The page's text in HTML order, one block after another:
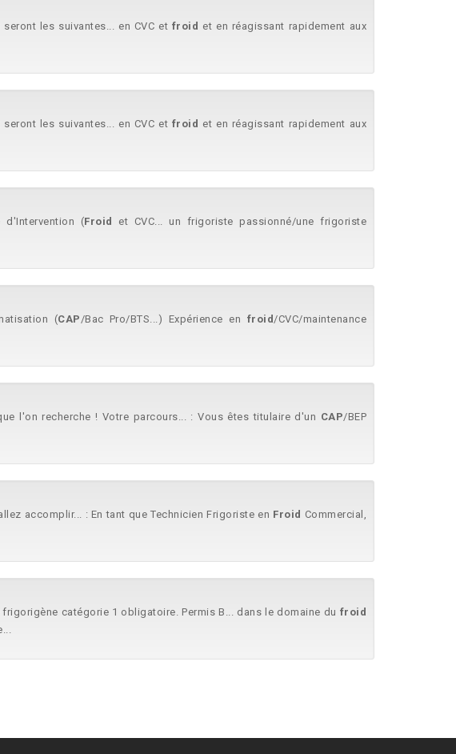
les suivantes... en CVC et froid et en réagissant rapidement aux
les suivantes... en CVC et froid et en réagissant rapidement aux
d'Intervention (Froid
et CVC... un frigoriste passionné/une frigoriste
(CAP/Bac Pro/BTS...) Expérience en froid/CVC/maintenance
l'on recherche ! Votre parcours... : Vous êtes titulaire d'un CAP/BEP
accomplir... : En tant que Technicien Frigoriste en Froid Commercial,
catégorie 1 obligatoire. Permis B... dans le domaine du froid